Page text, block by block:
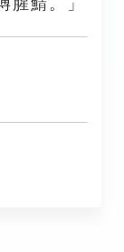
腥鯖。」